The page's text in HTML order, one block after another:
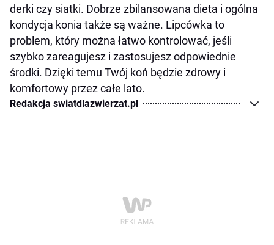
derki czy siatki. Dobrze zbilansowana dieta i ogólna
kondycja konia także są ważne. Lipcówka to
problem, który można łatwo kontrolować, jeśli
szybko zareagujesz i zastosujesz odpowiednie
środki. Dzięki temu Twój koń będzie zdrowy i
komfortowy przez całe lato.
Redakcja swiatdlazwierzat.pl